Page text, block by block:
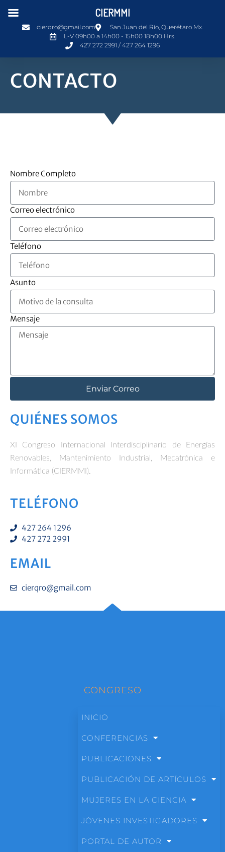
cierqro@gmail.com
San Juan del Río, Querétaro Mx.
L-V 09h00 a 14h00 - 15h00 18h00 Hrs.
427 272 2991 / 427 264 1296
CONTACTO
Nombre Completo
Correo electrónico
Teléfono
Asunto
Mensaje
Enviar Correo
QUIÉNES SOMOS
XI Congreso Internacional Interdisciplinario de Energías
Renovables, Mantenimiento Industrial, Mecatrónica e
Informática (CIERMMI).
TELÉFONO
427 264 1296
427 272 2991
EMAIL
cierqro@gmail.com
CONGRESO
INICIO
CONFERENCIAS
PUBLICACIONES
PUBLICACIÓN DE ARTÍCULOS
MUJERES EN LA CIENCIA
JÓVENES INVESTIGADORES
PORTAL DE AUTOR
CIERMMI